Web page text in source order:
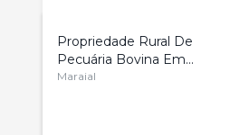
Propriedade Rural De
Pecuária Bovina Em
Pernambuco
Maraial